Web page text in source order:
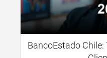
BancoEstado